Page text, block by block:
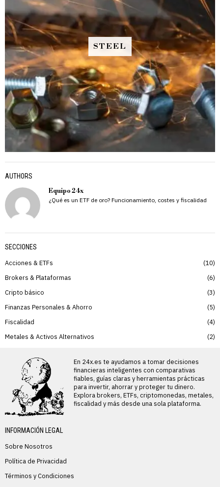
STEEL
AUTHORS
Equipo 24x
¿Qué es un ETF de oro? Funcionamiento, costes y fiscalidad
SECCIONES
Acciones & ETFs
10
Brokers & Plataformas
6
Cripto básico
3
Finanzas Personales & Ahorro
5
Fiscalidad
4
Metales & Activos Alternativos
2
En 24x.es te ayudamos a tomar decisiones
financieras inteligentes con comparativas
fiables, guías claras y herramientas prácticas
para invertir, ahorrar y proteger tu dinero.
Explora brokers, ETFs, criptomonedas, metales,
fiscalidad y más desde una sola plataforma.
INFORMACIÓN LEGAL
Sobre Nosotros
Política de Privacidad
Términos y Condiciones